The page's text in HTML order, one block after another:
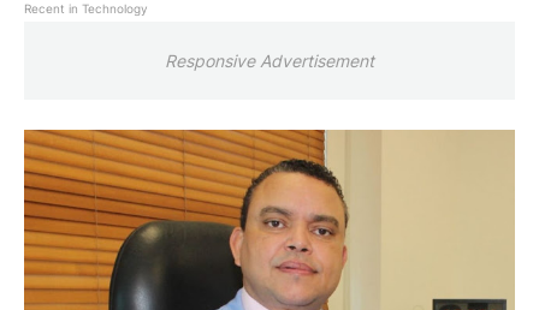
Recent in Technology
Responsive Advertisement